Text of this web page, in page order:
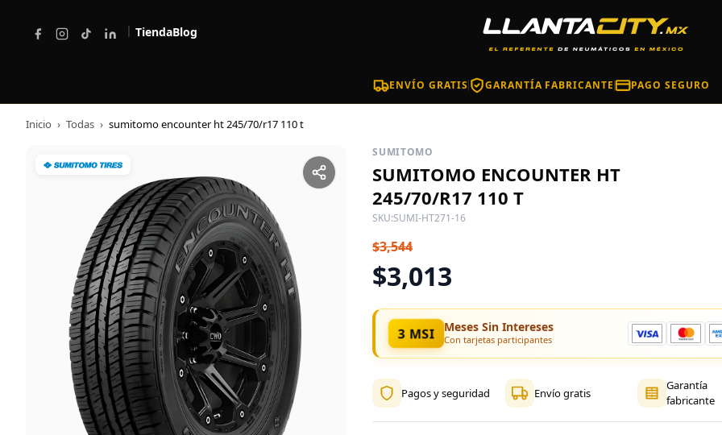
| TiendaBlog
ENVÍO GRATIS GARANTÍA FABRICANTE PAGO SEGURO
Inicio › Todas › sumitomo encounter ht 245/70/r17 110 t
SUMITOMO
SUMITOMO ENCOUNTER HT
245/70/R17 110 T
SKU:SUMI-HT271-16
$3,544
$3,013
3 MSI Meses Sin Intereses
Con tarjetas participantes
Pagos y seguridad Envío gratis
Garantía
fabricante